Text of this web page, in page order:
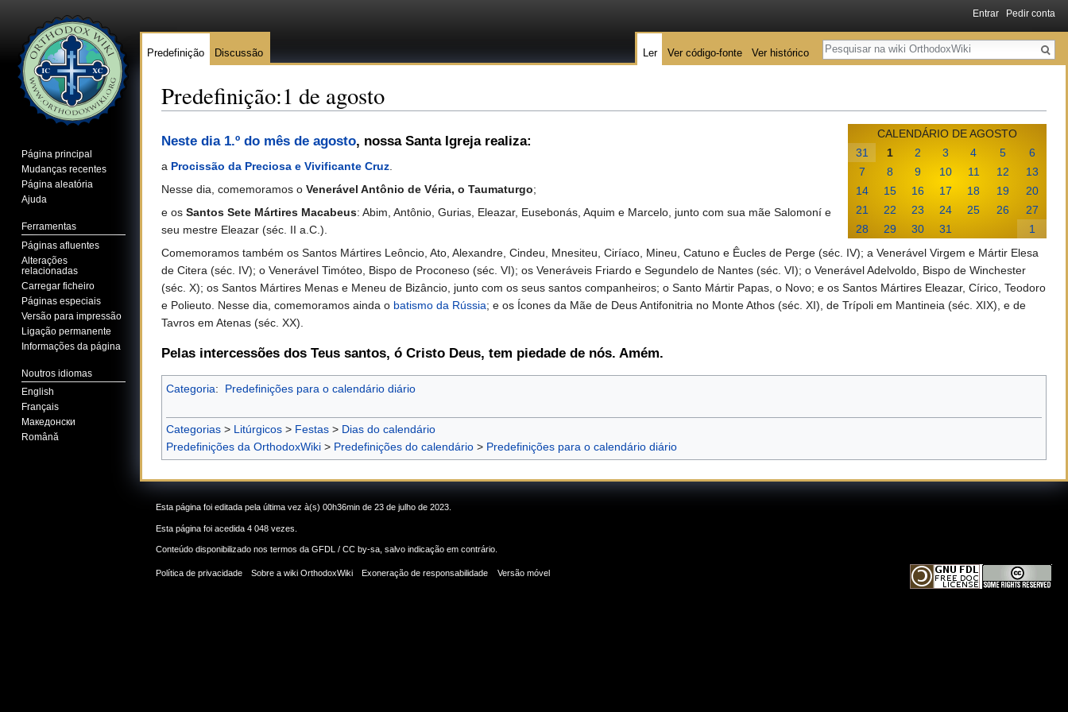
Predefinição:1 de agosto
CALENDÁRIO DE AGOSTO
31
1 2 3 4 5
6
7
8 9 10 11 12
13
14
15 16 17 18 19
20
21
22 23 24 25 26
27
28
29 30 31 1
Neste dia 1.º do mês de agosto, nossa Santa Igreja realiza:
a Procissão da Preciosa e Vivificante Cruz
Nesse dia, comemoramos o Venerável Antônio de Véria, o Taumaturgo;
e os Santos Sete Mártires Macabeus: Abim, Antônio, Gurias, Eleazar, Eusebonás, Aquim e Marcelo, junto com sua mãe Salomoní e
seu mestre Eleazar (séc. II a.C.).
Comemoramos também os Santos Mártires Leôncio, Ato, Alexandre, Cindeu, Mnesiteu, Ciríaco, Mineu, Catuno e Êucles de Perge (séc. IV); a Venerável Virgem e Mártir Elesa
de Citera (séc. IV); o Venerável Timóteo, Bispo de Proconeso (séc. VI); os Veneráveis Friardo e Segundelo de Nantes (séc. VI); o Venerável Adelvoldo, Bispo de Winchester
(séc. X); os Santos Mártires Menas e Meneu de Bizâncio, junto com os seus santos companheiros; o Santo Mártir Papas, o Novo; e os Santos Mártires Eleazar, Círico, Teodoro
e Polieuto. Nesse dia, comemoramos ainda o batismo da Rússia; e os Ícones da Mãe de Deus Antifonitria no Monte Athos (séc. XI), de Trípoli em Mantineia (séc. XIX), e de
Tavros em Atenas (séc. XX).
Pelas intercessões dos Teus santos, ó Cristo Deus, tem piedade de nós. Amém.
Categoria: Predefinições para o calendário diário
Categorias > Litúrgicos > Festas > Dias do calendário
Predefinições da OrthodoxWiki > Predefinições do calendário > Predefinições para o calendário diário
Entrar Pedir conta
Predefinição Discussão Ler Ver código-fonte Ver histórico
Pesquisa
Página principal
Mudanças recentes
Página aleatória
Ajuda
Ferramentas
Páginas afluentes
Alterações
relacionadas
Carregar ficheiro
Páginas especiais
Versão para impressão
Ligação permanente
Informações da página
Noutros idiomas
English
Français
Македонски
Română
Esta página foi editada pela última vez à(s) 00h36min de 23 de julho de 2023.
Esta página foi acedida 4 048 vezes.
Conteúdo disponibilizado nos termos da GFDL / CC by-sa , salvo indicação em contrário.
Política de privacidade Sobre a wiki OrthodoxWiki Exoneração de responsabilidade Versão móvel